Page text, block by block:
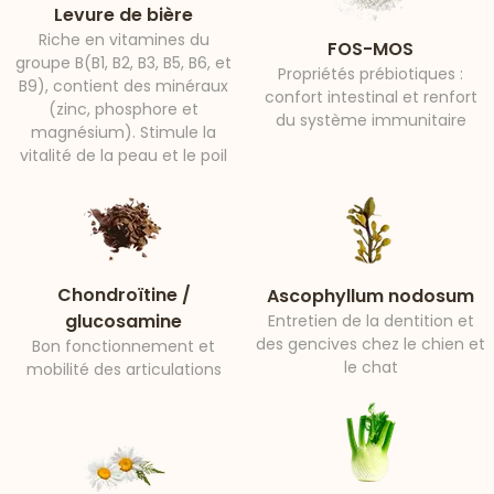
Levure de bière
Riche en vitamines du
groupe B(B1, B2, B3, B5, B6, et
B9), contient des minéraux
(zinc, phosphore et
magnésium). Stimule la
vitalité de la peau et le poil
FOS-MOS
Propriétés prébiotiques :
confort intestinal et renfort
du système immunitaire
Chondroïtine /
glucosamine
Bon fonctionnement et
mobilité des articulations
Ascophyllum nodosum
Entretien de la dentition et
des gencives chez le chien et
le chat